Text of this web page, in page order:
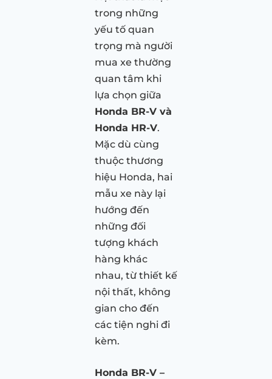
trong những
yếu tố quan
trọng mà người
mua xe thường
quan tâm khi
lựa chọn giữa
Honda BR-V và
Honda HR-V.
Mặc dù cùng
thuộc thương
hiệu Honda, hai
mẫu xe này lại
hướng đến
những đối
tượng khách
hàng khác
nhau, từ thiết kế
nội thất, không
gian cho đến
các tiện nghi đi
kèm.
Honda BR-V –